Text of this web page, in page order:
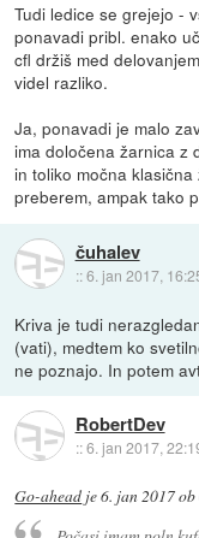
Tudi ledice se grejejo -
ponavadi pribl. enako
cfl držiš med
videl razliko.
Ja, ponavadi je malo
ima določena žarnica z
in toliko močna
preberem, ampak tako
čuhalev
::6. jan 2017,
Kriva je tudi
(vati), medtem ko
ne poznajo. In potem
RobertDev
::6. jan 2017,
Go-ahead je6. jan 2017